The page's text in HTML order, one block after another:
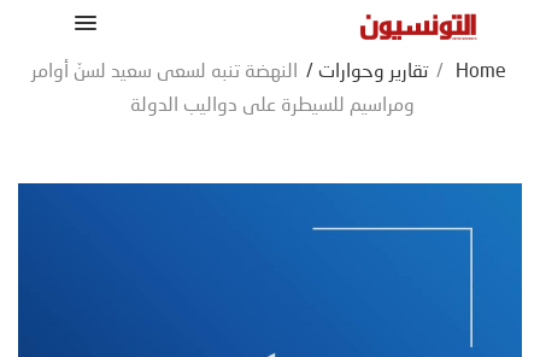
Home
/ تقارير وحوارات /
النهضة تنبه لسعى سعيد لسنّ أوامر
ومراسيم للسيطرة على دواليب الدولة